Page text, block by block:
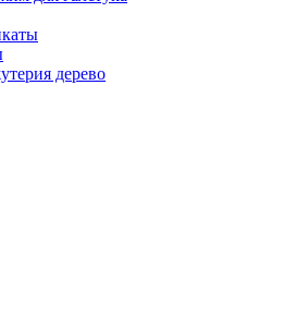
дерево